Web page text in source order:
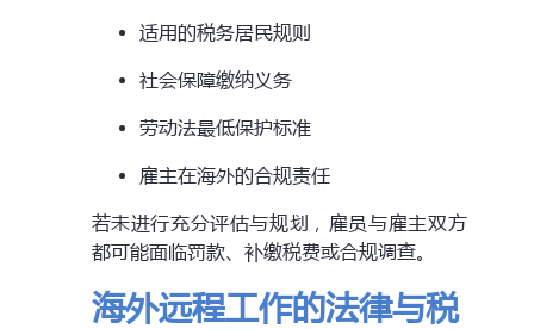
适用的税务居民规则
社会保障缴纳义务
劳动法最低保护标准
雇主在海外的合规责任
若未进行充分评估与规划，雇员与雇主双方
都可能面临罚款、补缴税费或合规调查。
海外远程工作的法律与税